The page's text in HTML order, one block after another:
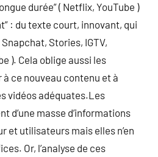
durée” ( Netflix, YouTube )
: du texte court, innovant, qui
Stories, IGTV,
). Cela oblige aussi les
à ce nouveau contenu et à
vidéos adéquates.Les
d’une masse d’informations
et utilisateurs mais elles n’en
Or, l’analyse de ces